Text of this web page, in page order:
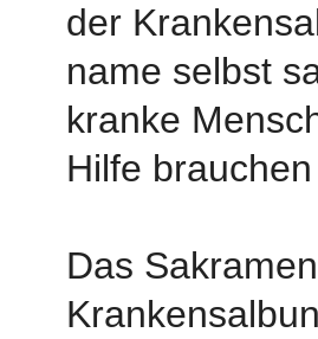
der
name selbst
kranke
Hilfe
Das